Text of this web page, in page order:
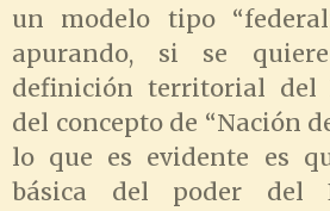
un modelo tipo
apurando, si se
definición territorial del
del concepto de “Nación
lo que es evidente es
básica del poder del